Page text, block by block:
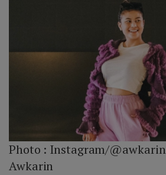
Photo : Instagram/@awkarin
Awkarin